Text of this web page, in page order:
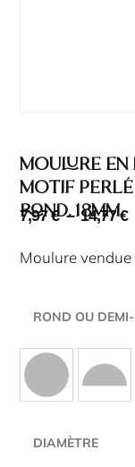
Moulure
motif perlé
rond, 18mm
7,97€– 14,77€
Moulure vendue
ROND OU
DIAMÈTRE